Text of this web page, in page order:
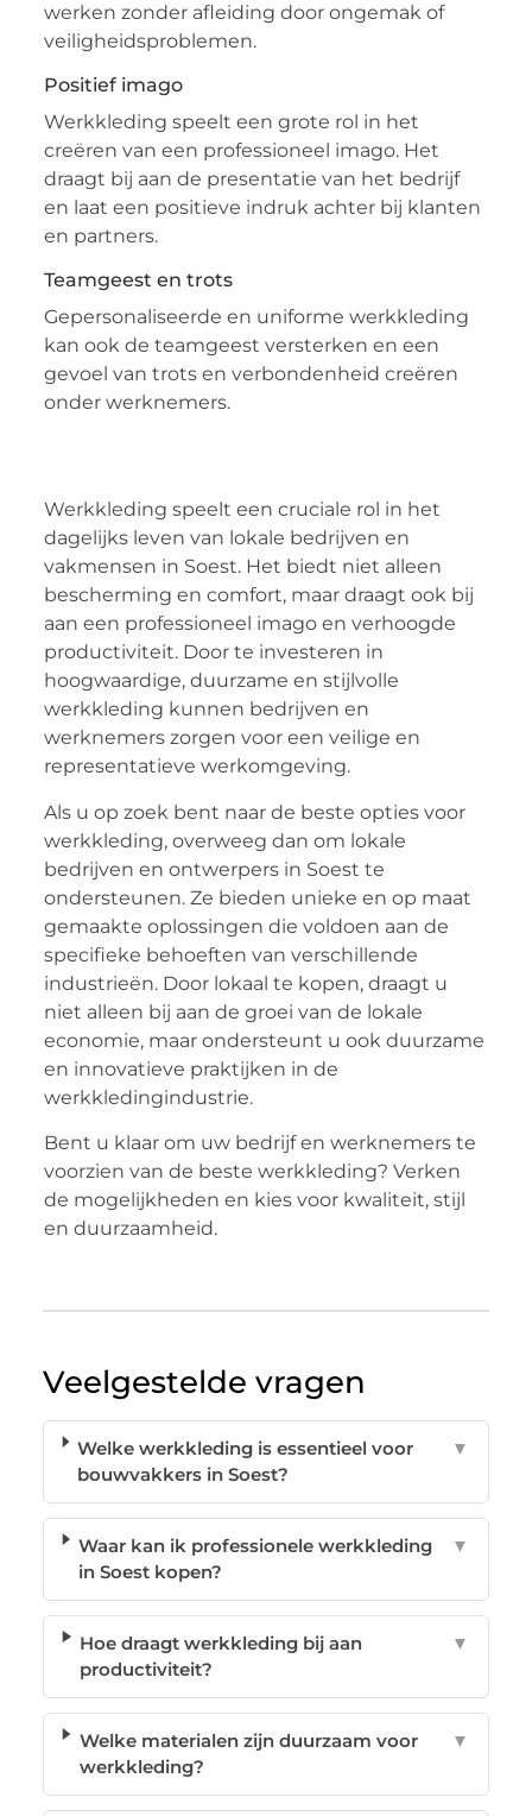
werken zonder afleiding door ongemak of
veiligheidsproblemen.
Positief imago
Werkkleding speelt een grote rol in het
creëren van een professioneel imago. Het
draagt bij aan de presentatie van het bedrijf
en laat een positieve indruk achter bij klanten
en partners.
Teamgeest en trots
Gepersonaliseerde en uniforme werkkleding
kan ook de teamgeest versterken en een
gevoel van trots en verbondenheid creëren
onder werknemers.
Werkkleding speelt een cruciale rol in het
dagelijks leven van lokale bedrijven en
vakmensen in Soest. Het biedt niet alleen
bescherming en comfort, maar draagt ook bij
aan een professioneel imago en verhoogde
productiviteit. Door te investeren in
hoogwaardige, duurzame en stijlvolle
werkkleding kunnen bedrijven en
werknemers zorgen voor een veilige en
representatieve werkomgeving.
Als u op zoek bent naar de beste opties voor
werkkleding, overweeg dan om lokale
bedrijven en ontwerpers in Soest te
ondersteunen. Ze bieden unieke en op maat
gemaakte oplossingen die voldoen aan de
specifieke behoeften van verschillende
industrieën. Door lokaal te kopen, draagt u
niet alleen bij aan de groei van de lokale
economie, maar ondersteunt u ook duurzame
en innovatieve praktijken in de
werkkledingindustrie.
Bent u klaar om uw bedrijf en werknemers te
voorzien van de beste werkkleding? Verken
de mogelijkheden en kies voor kwaliteit, stijl
en duurzaamheid.
Veelgestelde vragen
Welke werkkleding is essentieel voor
bouwvakkers in Soest?
▼
Waar kan ik professionele werkkleding
in Soest kopen?
▼
Hoe draagt werkkleding bij aan
productiviteit?
▼
Welke materialen zijn duurzaam voor
werkkleding?
▼